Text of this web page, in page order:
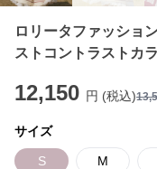
ロリータファッショ
ストコントラストカ
12,150 円 (税込)
サイズ
S M